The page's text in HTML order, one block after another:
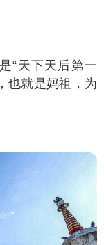
“天下天后第一
也就是妈祖，为